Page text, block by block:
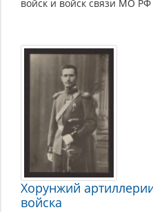
войск и войск связи МО РФ
Хорунжий
войска